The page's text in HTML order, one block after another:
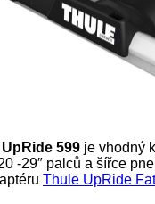
599 je vhodný
-29″ palců a šířce
Thule UpRide